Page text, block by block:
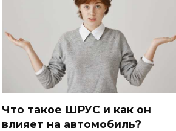
Что такое ШРУС и как он
влияет на автомобиль?